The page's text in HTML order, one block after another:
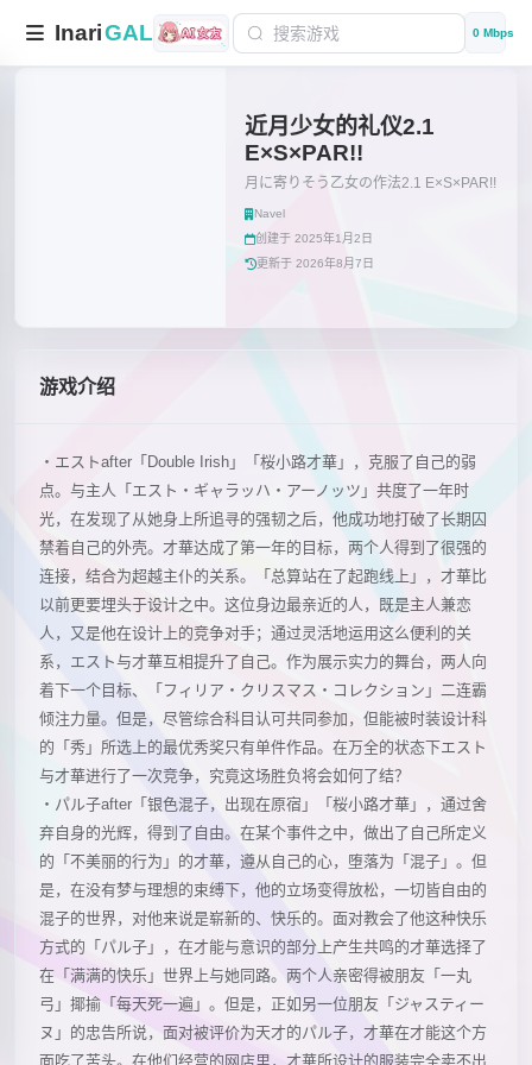
InariGAL 0 Mbps
近月少女的礼仪2.1
E×S×PAR!!
月に寄りそう乙女の作法2.1 E×S×PAR!!
Navel
创建于 2025年1月2日
更新于 2026年8月7日
游戏介绍
・エストafter「Double Irish」「桜小路才華」，克服了自己的弱
点。与主人「エスト・ギャラッハ・アーノッツ」共度了一年时
光，在发现了从她身上所追寻的强韧之后，他成功地打破了长期囚
禁着自己的外壳。才華达成了第一年的目标，两个人得到了很强的
连接，结合为超越主仆的关系。「总算站在了起跑线上」，才華比
以前更要埋头于设计之中。这位身边最亲近的人，既是主人兼恋
人，又是他在设计上的竞争对手；通过灵活地运用这么便利的关
系，エスト与才華互相提升了自己。作为展示实力的舞台，两人向
着下一个目标、「フィリア・クリスマス・コレクション」二连霸
倾注力量。但是，尽管综合科目认可共同参加，但能被时装设计科
的「秀」所选上的最优秀奖只有单件作品。在万全的状态下エスト
与才華进行了一次竞争，究竟这场胜负将会如何了结？
・パル子after「银色混子，出现在原宿」「桜小路才華」，通过舍
弃自身的光辉，得到了自由。在某个事件之中，做出了自己所定义
的「不美丽的行为」的才華，遵从自己的心，堕落为「混子」。但
是，在没有梦与理想的束缚下，他的立场变得放松，一切皆自由的
混子的世界，对他来说是崭新的、快乐的。面对教会了他这种快乐
方式的「パル子」，在才能与意识的部分上产生共鸣的才華选择了
在「满满的快乐」世界上与她同路。两个人亲密得被朋友「一丸
弓」揶揄「每天死一遍」。但是，正如另一位朋友「ジャスティー
ヌ」的忠告所说，面对被评价为天才的パル子，才華在才能这个方
面吃了苦头。在他们经营的网店里，才華所设计的服装完全卖不出